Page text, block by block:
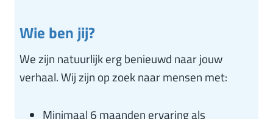
Wie ben jij?
We zijn natuurlijk erg benieuwd naar jouw
verhaal. Wij zijn op zoek naar mensen met:
Minimaal 6 maanden ervaring als